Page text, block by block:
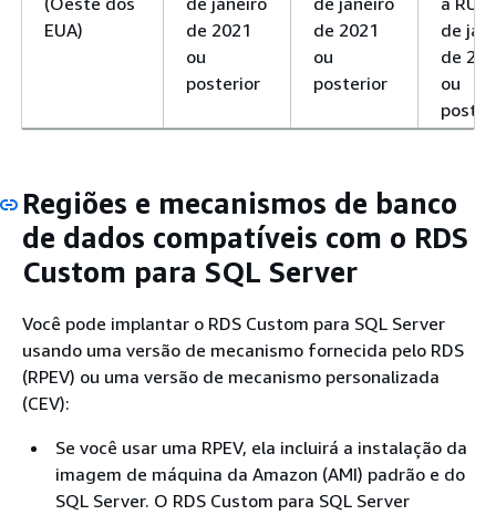
EUA)
de 2021
ou
posterior
de 2021
ou
posterior
de
de
ou
Regiões e mecanismos de banco
de dados compatíveis com o RDS
Custom para SQL Server
Você pode implantar o RDS Custom para SQL Server
usando uma versão de mecanismo fornecida pelo RDS
(RPEV) ou uma versão de mecanismo personalizada
(CEV):
Se você usar uma RPEV, ela incluirá a instalação da
imagem de máquina da Amazon (AMI) padrão e do
SQL Server. O RDS Custom para SQL Server